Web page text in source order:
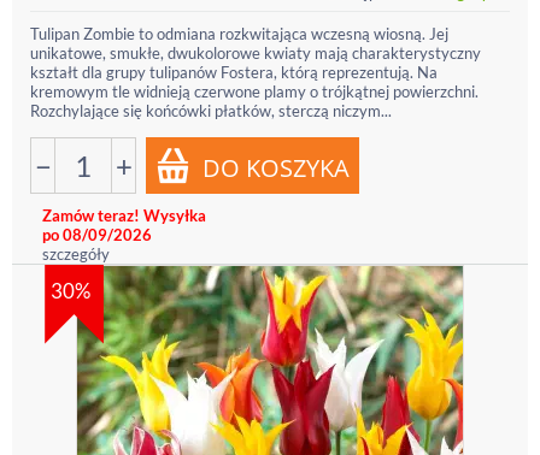
Tulipan Zombie to odmiana rozkwitająca wczesną wiosną. Jej
unikatowe, smukłe, dwukolorowe kwiaty mają charakterystyczny
kształt dla grupy tulipanów Fostera, którą reprezentują. Na
kremowym tle widnieją czerwone plamy o trójkątnej powierzchni.
Rozchylające się końcówki płatków, sterczą niczym...
− +
Zamów teraz! Wysyłka
po 08/09/2026
szczegóły
30%